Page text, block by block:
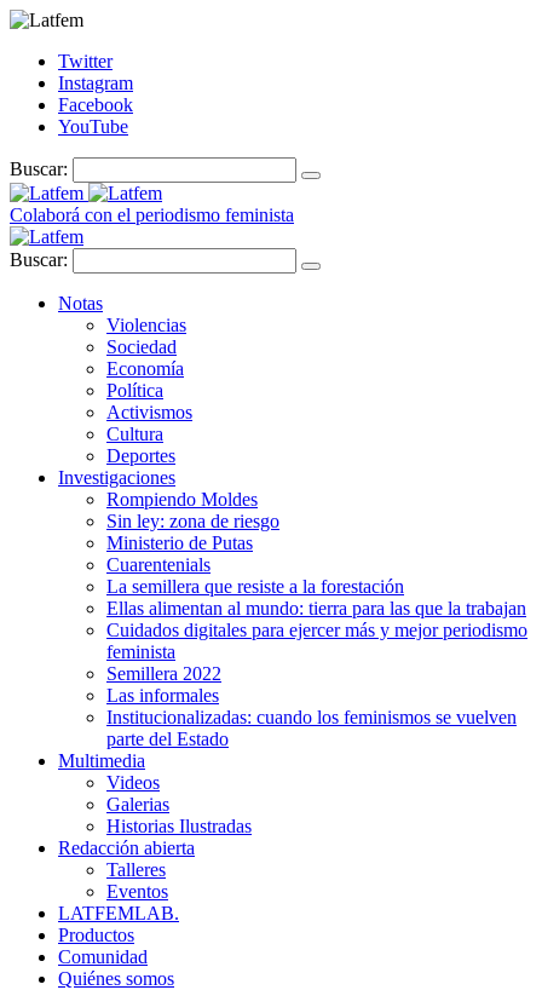
Twitter
Instagram
Facebook
YouTube
Buscar:
Colaborá con el periodismo feminista
Buscar:
Notas
Violencias
Sociedad
Economía
Política
Activismos
Cultura
Deportes
Investigaciones
Rompiendo Moldes
Sin ley: zona de riesgo
Ministerio de Putas
Cuarentenials
La semillera que resiste a la forestación
Ellas alimentan al mundo: tierra para las que la trabajan
Cuidados digitales para ejercer más y mejor periodismo
feminista
Semillera 2022
Las informales
Institucionalizadas: cuando los feminismos se vuelven
parte del Estado
Multimedia
Videos
Galerias
Historias Ilustradas
Redacción abierta
Talleres
Eventos
LATFEMLAB.
Productos
Comunidad
Quiénes somos